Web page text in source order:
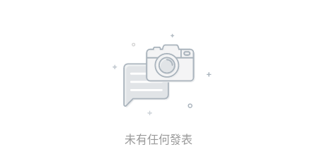
未有任何發表